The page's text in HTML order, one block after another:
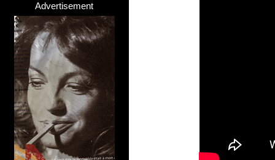
Advertisement